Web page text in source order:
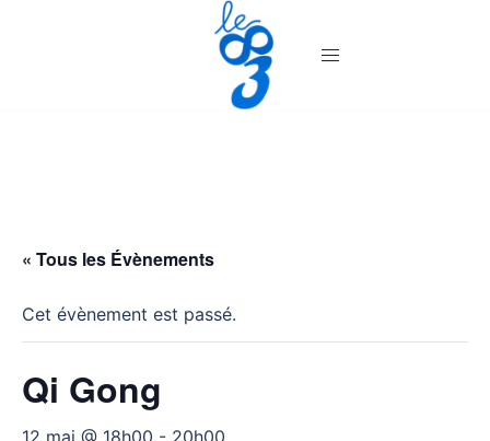
« Tous les Évènements
Cet évènement est passé.
Qi Gong
12 mai @ 18h00 - 20h00